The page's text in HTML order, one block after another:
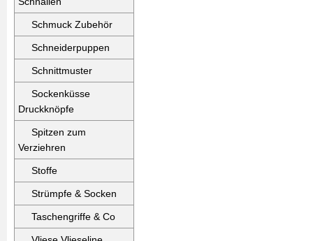
Schmuck Zubehör
Schneiderpuppen
Schnittmuster
Sockenküsse
Druckknöpfe
Spitzen zum
Verziehren
Stoffe
Strümpfe & Socken
Taschengriffe & Co